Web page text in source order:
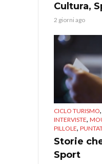
Cultura,
2 giorni ago
CICLO TURISMO,
INTERVISTE,
PILLOLE,
Storie
Sport